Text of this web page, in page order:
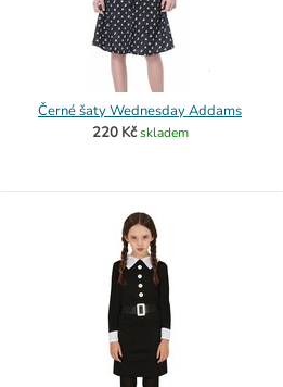
Černé šaty Wednesday Addams
220 Kč skladem